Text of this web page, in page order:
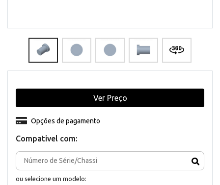
Compativel com:
ou selecione um modelo:
Opções de pagamento
Ver Preço